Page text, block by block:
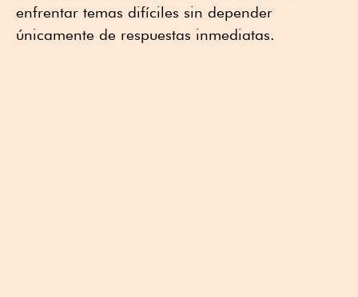
enfrentar temas difíciles sin depender
únicamente de respuestas inmediatas.